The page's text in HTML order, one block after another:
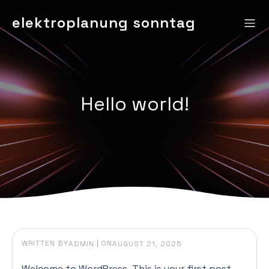
elektroplanung sonntag
Hello world!
WRITTEN BYADMIN | ONAUGUST 21, 2025